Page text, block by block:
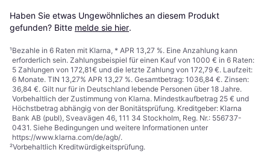
Haben Sie etwas Ungewöhnliches an diesem Produkt
gefunden? Bitte melde sie hier.
¹Bezahle in 6 Raten mit Klarna, * APR 13,27 %. Eine Anzahlung kann
erforderlich sein. Zahlungsbeispiel für einen Kauf von 1000 € in 6 Raten:
5 Zahlungen von 172,81€ und die letzte Zahlung von 172,79 €. Laufzeit:
6 Monate. TIN 13,27% APR 13,27 %. Gesamtbetrag: 1036,84 €. Zinsen:
36,84 €. Gilt nur für in Deutschland lebende Personen über 18 Jahre.
Vorbehaltlich der Zustimmung von Klarna. Mindestkaufbetrag 25 € und
Höchstbetrag abhängig von der Bonitätsprüfung. Kreditgeber: Klarna
Bank AB (publ), Sveavägen 46, 111 34 Stockholm, Reg. Nr.: 556737-
0431. Siehe Bedingungen und weitere Informationen unter
https://www.klarna.com/de/agb/.
²Vorbehaltlich Kreditwürdigkeitsprüfung.